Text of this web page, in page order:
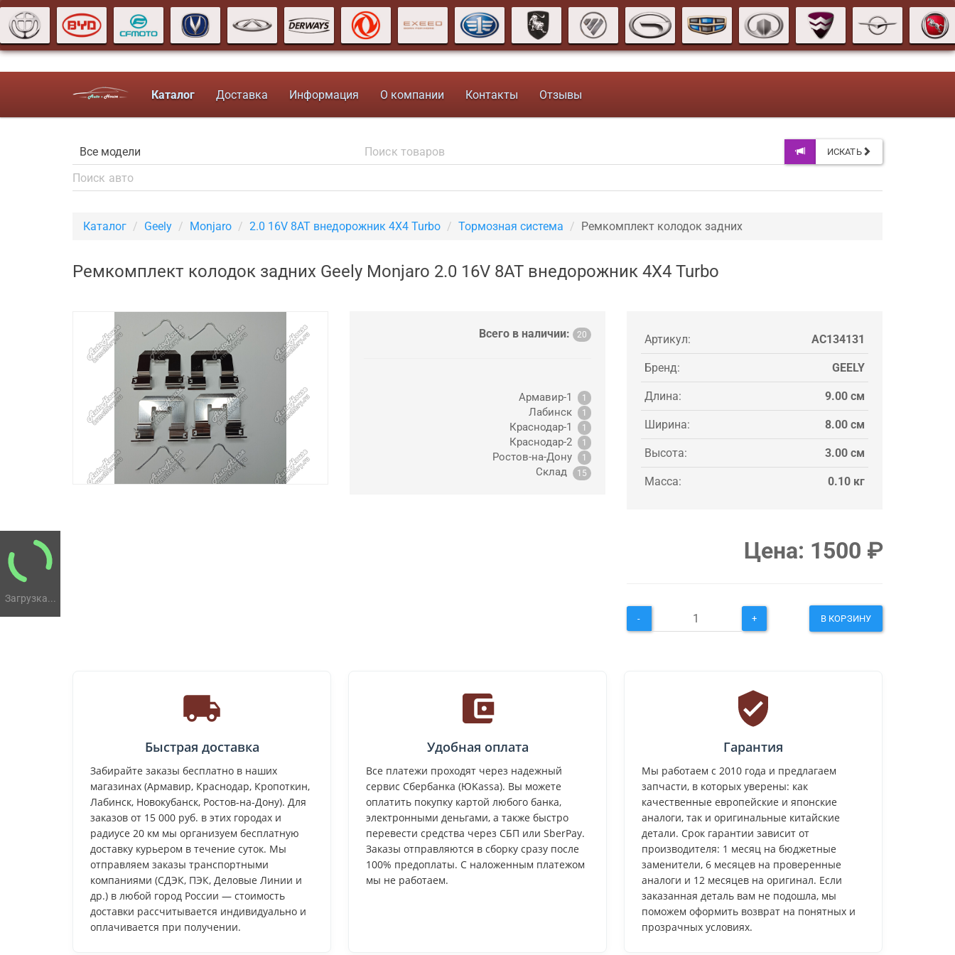
Загрузка...
Каталог Доставка Информация О компании Контакты Отзывы
ИСКАТЬ
Каталог Geely Monjaro 2.0 16V 8AT внедорожник 4X4 Turbo Тормозная система Ремкомплект колодок задних
Ремкомплект колодок задних Geely Monjaro 2.0 16V 8AT внедорожник 4X4 Turbo
Всего в наличии: 20
Армавир-1 1
Лабинск 1
Краснодар-1 1
Краснодар-2 1
Ростов-на-Дону 1
Склад 15
Артикул: AC134131
Бренд: GEELY
Длина: 9.00 см
Ширина: 8.00 см
Высота: 3.00 см
Масса: 0.10 кг
Цена: 1500 ₽
- + В КОРЗИНУ
Быстрая доставка
Забирайте заказы бесплатно в наших
магазинах (Армавир, Краснодар, Кропоткин,
Лабинск, Новокубанск, Ростов-на-Дону). Для
заказов от 15 000 руб. в этих городах и
радиусе 20 км мы организуем бесплатную
доставку курьером в течение суток. Мы
отправляем заказы транспортными
компаниями (СДЭК, ПЭК, Деловые Линии и
др.) в любой город России — стоимость
доставки рассчитывается индивидуально и
оплачивается при получении.
Удобная оплата
Все платежи проходят через надежный
сервис Сбербанка (ЮKassa). Вы можете
оплатить покупку картой любого банка,
электронными деньгами, а также быстро
перевести средства через СБП или SberPay.
Заказы отправляются в сборку сразу после
100% предоплаты. С наложенным платежом
мы не работаем.
Гарантия
Мы работаем с 2010 года и предлагаем
запчасти, в которых уверены: как
качественные европейские и японские
аналоги, так и оригинальные китайские
детали. Срок гарантии зависит от
производителя: 1 месяц на бюджетные
заменители, 6 месяцев на проверенные
аналоги и 12 месяцев на оригинал. Если
заказанная деталь вам не подошла, мы
поможем оформить возврат на понятных и
прозрачных условиях.